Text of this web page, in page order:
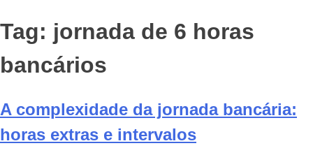
Tag: jornada de 6 horas
bancários
A complexidade da jornada bancária:
horas extras e intervalos